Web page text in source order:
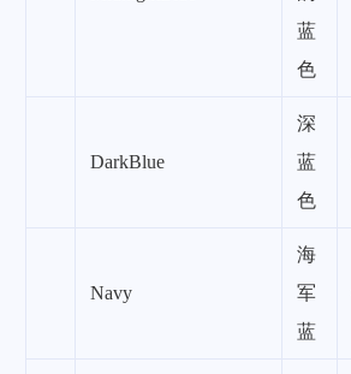
蓝
色
DarkBlue
深
蓝
色
Navy
海
军
蓝